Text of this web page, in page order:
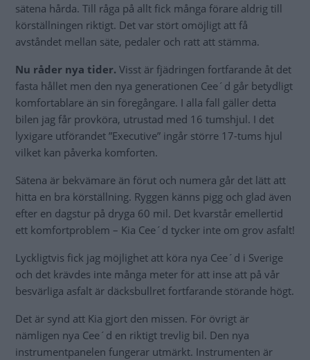
sätena hårda. Till råga på allt fick många förare aldrig till
körställningen riktigt. Det var stört omöjligt att få
avståndet mellan säte, pedaler och ratt att stämma.
Nu råder nya tider. Visst är fjädringen fortfarande åt det
fasta hållet men den nya generationen Cee´d går betydligt
komfortablare än sin föregångare. I alla fall gäller detta
bilen jag får provköra, utrustad med 16 tumshjul. I det
lyxigare utförandet ”Executive” ingår större 17-tums hjul
vilket kan påverka komforten.
Sätena är bekvämare än förut och numera går det lätt att
hitta en bra körställning. Ryggen känns pigg och glad även
efter en dagstur på dryga 60 mil. Det kvarstår emellertid
ett komfortproblem – Kia Cee´d tycker inte om grov asfalt!
Lyckligtvis fick jag möjlighet att köra nya Cee´d i Sverige
och det krävdes inte många meter för att inse att på vår
besvärliga asfalt är däcksbullret fortfarande störande högt.
Det är synd att Kia gjort den missen. För övrigt är
nämligen nya Cee´d en riktigt trevlig bil. Den nya
instrumentpanelen fungerar utmärkt. Instrumenten är